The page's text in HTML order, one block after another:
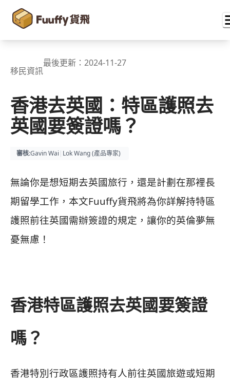
移民資訊
最後更新： 2024-11-27
香港去英國：特區護照去
英國要簽證嗎？
審核:Gavin Wai | Lok Wang (產品專家)
無論你是想短期去英國旅行，還是計劃在那裡長
期留學工作，本文Fuuffy貨飛將為你詳解持特區
護照前往英國需辦簽證的規定，讓你的英倫夢無
憂無慮！
香港特區護照去英國要簽證
嗎？
香港特別行政區護照持有人前往英國旅遊或短期